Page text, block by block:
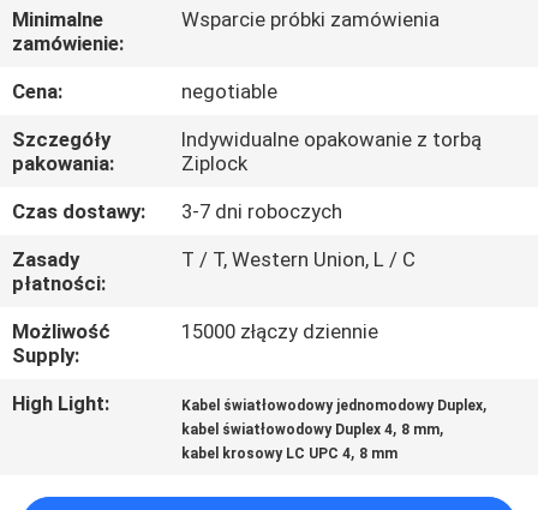
KONTROLA
JAKOŚCI
SKONTAKTUJ
SIĘ
Z
NAMI
AKTUALNOŚCI
WSZYSTKIE
PRZYPADKI
Minimalne
zamówienie:
Wsparcie próbki zamówienia
Cena:
negotiable
Szczegóły
pakowania:
Indywidualne opakowanie z torbą
Ziplock
Czas dostawy:
3-7 dni roboczych
Zasady
płatności:
T / T, Western Union, L / C
Możliwość
Supply:
15000 złączy dziennie
High Light: Kabel światłowodowy jednomodowy Duplex,
kabel światłowodowy Duplex 4, 8 mm,
kabel krosowy LC UPC 4, 8 mm